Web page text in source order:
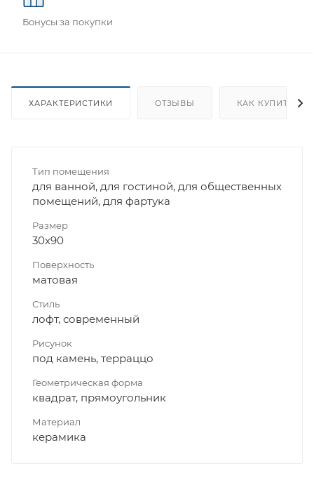
Бонусы за покупки
ХАРАКТЕРИСТИКИ ОТЗЫВЫ КАК КУПИТЬ
Тип помещения
для ванной, для гостиной, для общественных
помещений, для фартука
Размер
30x90
Поверхность
матовая
Стиль
лофт, современный
Рисунок
под камень, терраццо
Геометрическая форма
квадрат, прямоугольник
Материал
керамика